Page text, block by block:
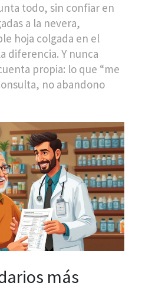
todo, sin confiar en
a la nevera,
hoja colgada en el
diferencia. Y nunca
propia: lo que “me
no abandono
más